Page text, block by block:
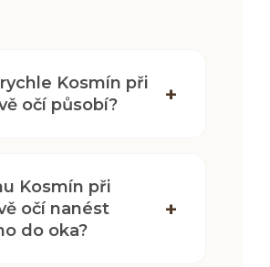
Kosmín při
očí působí?
Kosmín při
očí nanést
do oka?